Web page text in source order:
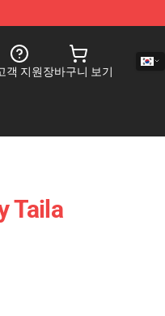
객 지원장바구니 보기
Taila